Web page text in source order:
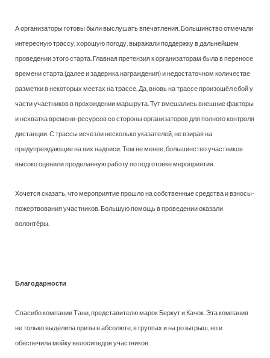
А организаторы готовы были выслушать впечатления. Большинство отмечали
интересную трассу, хорошую погоду, выражали поддержку в дальнейшем
проведении этого старта. Главная претензия к организаторам была в переносе
времени старта (далее и задержка награждения) и недостаточном количестве
разметки в некоторых местах на трассе. Да, вновь на трассе произошёл сбой у
части участников в прохождении маршрута. Тут вмешались внешние факторы
и нехватка времени-ресурсов со стороны организаторов для полного контроля
дистанции. С трассы исчезли несколько указателей, не взирая на
предупреждающие на них надписи. Тем не менее, большинство участников
высоко оценили проделанную работу по подготовке мероприятия.
Хочется сказать, что мероприятие прошло на собственные средства и взносы-
пожертвования участников. Большую помощь в проведении оказали
волонтёры.
Благодарности
Спасибо компании Тани, представителю марок Беркут и Качок. Эта компания
не только выделила призы в абсолюте, в группах и на розыгрыш, но и
обеспечила мойку велосипедов участников.